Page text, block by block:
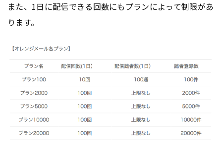
また、1日に配信できる回数にもプランによって制限があ
ります。